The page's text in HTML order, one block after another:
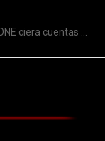
Trump por posible lavado de dinero Capital ONE ciera cuentas de Trump